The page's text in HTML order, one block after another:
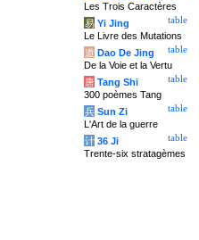
Les Trois Caractères
table
易 Yi Jing
Le Livre des Mutations
table
道 Dao De Jing
De la Voie et la Vertu
table
唐 Tang Shi
300 poèmes Tang
table
兵 Sun Zi
L'Art de la guerre
table
计 36 Ji
Trente-six stratagèmes